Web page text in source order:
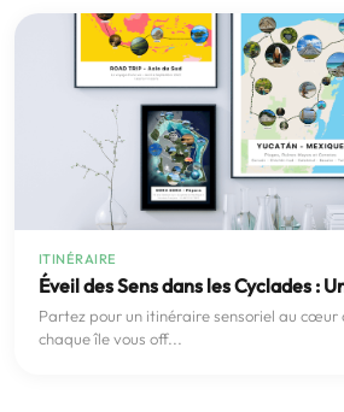
ITINÉRAIRE
Éveil des Sens dans les Cyclades :
Partez pour un itinéraire sensoriel au cœur
chaque île vous off...